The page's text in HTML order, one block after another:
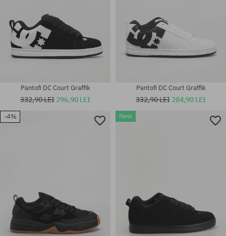
Pantofi DC Court Graffik
332,90 LEI 296,90 LEI
Pantofi DC Court Graffik
332,90 LEI 284,90 LEI
-4% New